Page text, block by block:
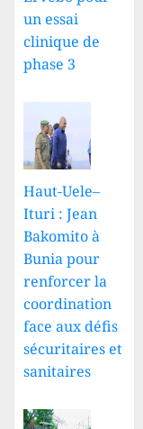
un essai
clinique de
phase 3
Haut-Uele–
Ituri : Jean
Bakomito à
Bunia pour
renforcer la
coordination
face aux défis
sécuritaires et
sanitaires